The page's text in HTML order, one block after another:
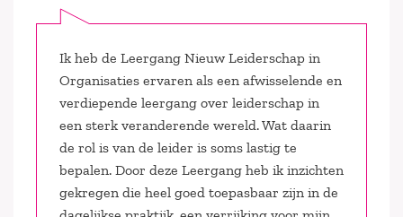
Ik heb de Leergang Nieuw Leiderschap in
Organisaties ervaren als een afwisselende en
verdiepende leergang over leiderschap in
een sterk veranderende wereld. Wat daarin
de rol is van de leider is soms lastig te
bepalen. Door deze Leergang heb ik inzichten
gekregen die heel goed toepasbaar zijn in de